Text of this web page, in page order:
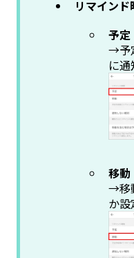
リマインド
予定
→予
に通
移動
→移
か設